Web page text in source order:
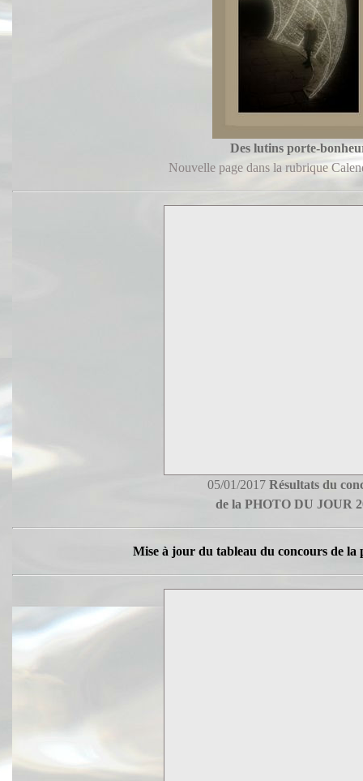
Des lutins porte-
Nouvelle page dans la rubrique
05/01/2017 Résultats du
de la PHOTO DU JOUR
Mise à jour du tableau du concours de la